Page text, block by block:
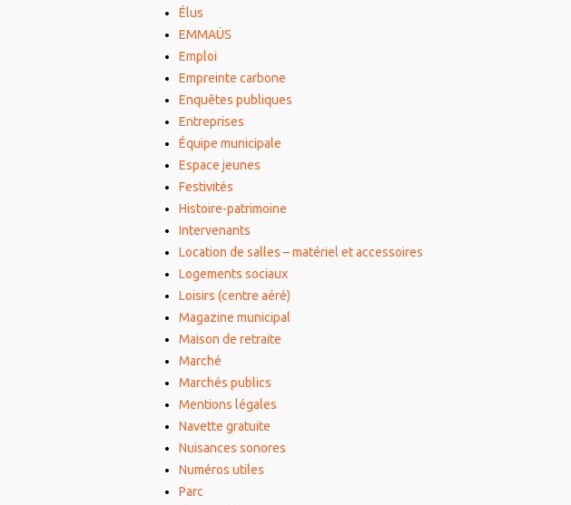
Élus
EMMAÜS
Emploi
Empreinte carbone
Enquêtes publiques
Entreprises
Équipe municipale
Espace jeunes
Festivités
Histoire-patrimoine
Intervenants
Location de salles – matériel et accessoires
Logements sociaux
Loisirs (centre aéré)
Magazine municipal
Maison de retraite
Marché
Marchés publics
Mentions légales
Navette gratuite
Nuisances sonores
Numéros utiles
Parc